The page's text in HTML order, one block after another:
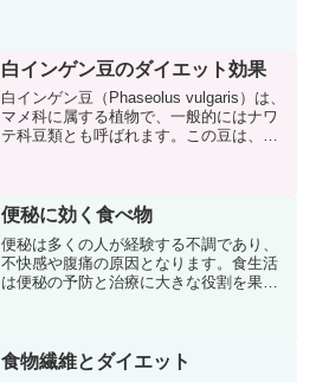
ール摂取をコントロールす...
白インゲン豆のダイエット効果
白インゲン豆（Phaseolus vulgaris）は、
マメ科に属する植物で、一般的にはナワ
テ科豆類とも呼ばれます。この豆は、そ
海地...
便秘に効く食べ物
便秘は多くの人が経験する不調であり、
不快感や腹痛の原因となります。食生活
は便秘の予防と治療に大きな役割を果た
ドバイスについて説明します...
食物繊維とダイエット